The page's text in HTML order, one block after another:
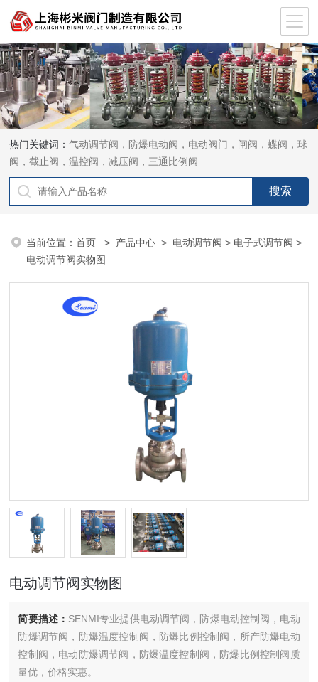
热门关键词：气动调节阀，防爆电动阀，电动阀门，闸阀，蝶阀，球
阀，截止阀，温控阀，减压阀，三通比例阀
当前位置：首页 > 产品中心 > 电动调节阀 > 电子式调节阀 >
电动调节阀实物图
电动调节阀实物图
简要描述： SENMI专业提供电动调节阀，防爆电动控制阀，电动
防爆调节阀，防爆温度控制阀，防爆比例控制阀，所产防爆电动
控制阀，电动防爆调节阀，防爆温度控制阀，防爆比例控制阀质
量优，价格实惠。